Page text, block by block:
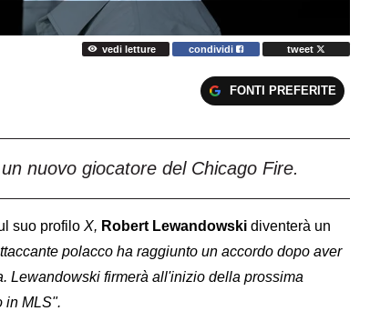
vedi letture condividi tweet
FONTI PREFERITE
nuovo giocatore del Chicago Fire.
suo profilo X, Robert Lewandowski diventerà un
polacco ha raggiunto un accordo dopo aver
Lewandowski firmerà all'inizio della prossima
in MLS".